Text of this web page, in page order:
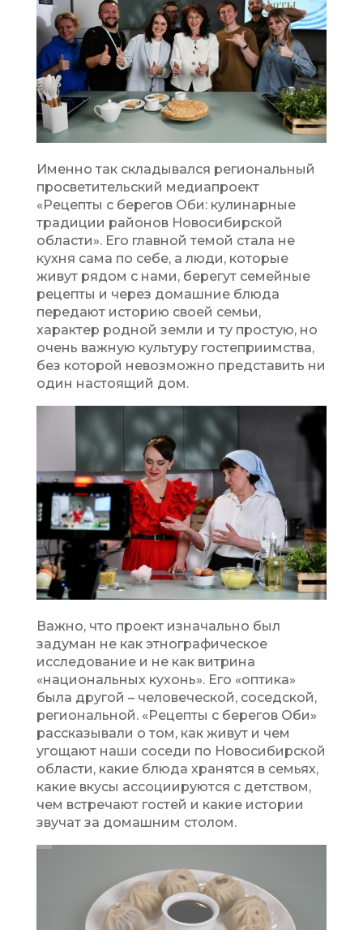
Именно так складывался региональный
просветительский медиапроект
«Рецепты с берегов Оби: кулинарные
традиции районов Новосибирской
области». Его главной темой стала не
кухня сама по себе, а люди, которые
живут рядом с нами, берегут семейные
рецепты и через домашние блюда
передают историю своей семьи,
характер родной земли и ту простую, но
очень важную культуру гостеприимства,
без которой невозможно представить ни
один настоящий дом.
Важно, что проект изначально был
задуман не как этнографическое
исследование и не как витрина
«национальных кухонь». Его «оптика»
была другой – человеческой, соседской,
региональной. «Рецепты с берегов Оби»
рассказывали о том, как живут и чем
угощают наши соседи по Новосибирской
области, какие блюда хранятся в семьях,
какие вкусы ассоциируются с детством,
чем встречают гостей и какие истории
звучат за домашним столом.